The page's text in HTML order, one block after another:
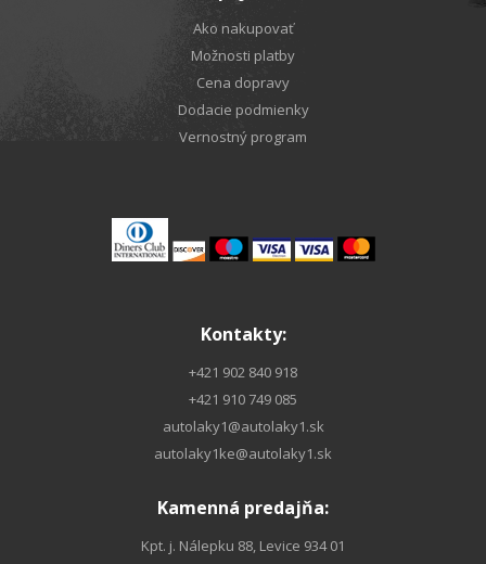
Ako nakupovať
Možnosti platby
Cena dopravy
Dodacie podmienky
Vernostný program
Kontakty:
+421 902 840 918
+421 910 749 085
autolaky1@autolaky1.sk
autolaky1ke@autolaky1.sk
Kamenná predajňa:
Kpt. j. Nálepku 88, Levice 934 01